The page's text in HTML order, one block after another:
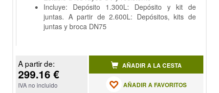
Incluye: Depósito 1.300L: Depósito y kit de
juntas. A partir de 2.600L: Depósitos, kits de
juntas y broca DN75
A partir de:
299.16 €
IVA no incluido
AÑADIR A LA CESTA
AÑADIR A FAVORITOS